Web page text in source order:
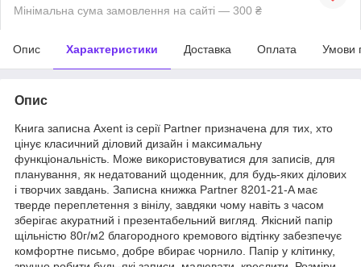
Мінімальна сума замовлення на сайті — 300 ₴
Опис Характеристики Доставка Оплата Умови
Опис
Книга записна Axent із серії Partner призначена для тих, хто
цінує класичний діловий дизайн і максимальну
функціональність. Може використовуватися для записів, для
планування, як недатований щоденник, для будь-яких ділових
і творчих завдань. Записна книжка Partner 8201-21-A має
тверде переплетення з вінілу, завдяки чому навіть з часом
зберігає акуратний і презентабельний вигляд. Якісний папір
щільністю 80г/м2 благородного кремового відтінку забезпечує
комфортне письмо, добре вбирає чорнило. Папір у клітинку,